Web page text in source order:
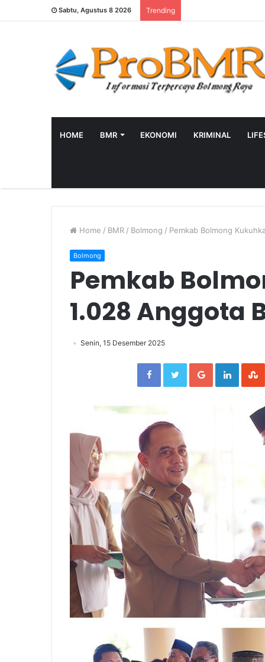
Sabtu, Agustus 8 2026 Trending
HOME BMR EKONOMI KRIMINAL
Home / BMR / Bolmong / Pemkab Bolmong
Bolmong
Pemkab
1.028 Anggota
Senin, 15 Desember 2025
FacebookTwitterGoogle+